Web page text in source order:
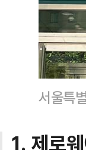
서울특
1. 제로